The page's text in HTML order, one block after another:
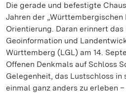
Die gerade und befestigte
Jahren der „Württembergischen
Orientierung. Daran erinnert
Geoinformation und
Württemberg (LGL) am 14.
Offenen Denkmals auf Schloss
Gelegenheit, das Lustschloss in
einmal ganz anders zu erleben